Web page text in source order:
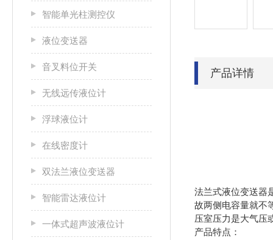
智能单光柱测控仪
液位变送器
音叉料位开关
无线远传液位计
浮球液位计
在线密度计
双法兰液位变送器
智能雷达液位计
一体式超声波液位计
产品详情
法兰式液位变送器
故两侧电容量就不
压室压力是大气压
产品特点：